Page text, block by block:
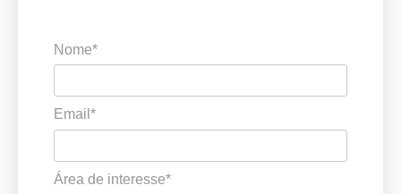
Nome*
Email*
Área de interesse*